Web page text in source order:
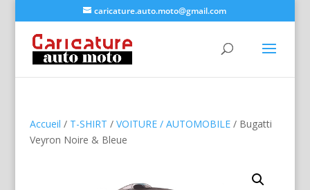
caricature.auto.moto@gmail.com
Accueil / T-SHIRT / VOITURE / AUTOMOBILE/ Bugatti
Veyron Noire & Bleue